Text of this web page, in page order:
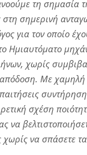
τη σημασία
στη σημερινή
για τον οποίο
Ημιαυτόματο
χωρίς
Με
σχέση
να
να σπάσετε